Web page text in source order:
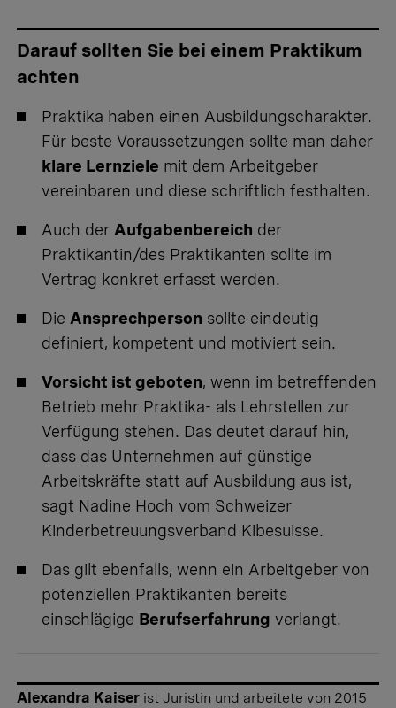
Darauf sollten Sie bei einem Praktikum
achten
Praktika haben einen Ausbildungscharakter.
Für beste Voraussetzungen sollte man daher
klare Lernziele mit dem Arbeitgeber
vereinbaren und diese schriftlich festhalten.
Auch der Aufgabenbereich der
Praktikantin/des Praktikanten sollte im
Vertrag konkret erfasst werden.
Die Ansprechperson sollte eindeutig
definiert, kompetent und motiviert sein.
Vorsicht ist geboten, wenn im betreffenden
Betrieb mehr Praktika- als Lehrstellen zur
Verfügung stehen. Das deutet darauf hin,
dass das Unternehmen auf günstige
Arbeitskräfte statt auf Ausbildung aus ist,
sagt Nadine Hoch vom Schweizer
Kinderbetreuungsverband Kibesuisse.
Das gilt ebenfalls, wenn ein Arbeitgeber von
potenziellen Praktikanten bereits
einschlägige Berufserfahrung verlangt.
Alexandra Kaiser ist Juristin und arbeitete von 2015